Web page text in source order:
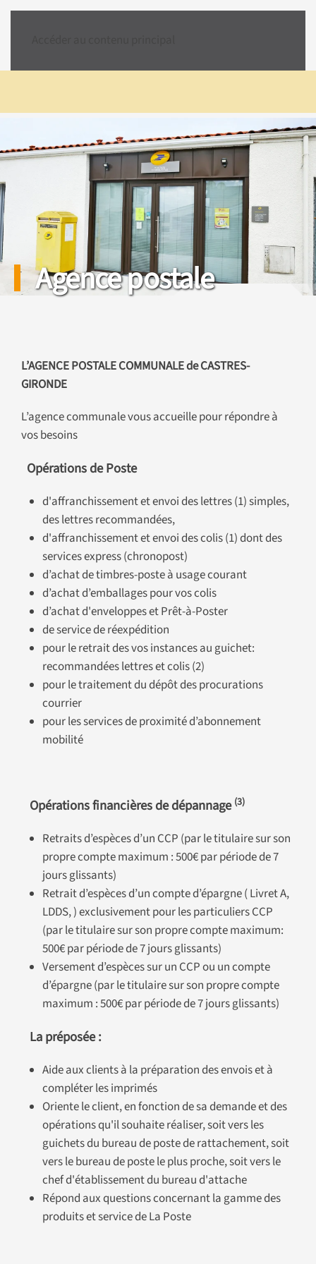
Agence postale
L’AGENCE POSTALE COMMUNALE de CASTRES-
GIRONDE
L’agence communale vous accueille pour répondre à
vos besoins
Opérations de Poste
d'affranchissement et envoi des lettres (1) simples,
des lettres recommandées,
d'affranchissement et envoi des colis (1) dont des
services express (chronopost)
d’achat de timbres-poste à usage courant
d’achat d’emballages pour vos colis
d’achat d'enveloppes et Prêt-à-Poster
de service de réexpédition
pour le retrait des vos instances au guichet:
recommandées lettres et colis (2)
pour le traitement du dépôt des procurations
courrier
pour les services de proximité d’abonnement
mobilité
Opérations financières de dépannage (3)
Retraits d’espèces d’un CCP (par le titulaire sur son
propre compte maximum : 500€ par période de 7
jours glissants)
Retrait d’espèces d’un compte d’épargne ( Livret A,
LDDS, ) exclusivement pour les particuliers CCP
(par le titulaire sur son propre compte maximum:
500€ par période de 7 jours glissants)
Versement d’espèces sur un CCP ou un compte
d’épargne (par le titulaire sur son propre compte
maximum : 500€ par période de 7 jours glissants)
La préposée :
Aide aux clients à la préparation des envois et à
compléter les imprimés
Oriente le client, en fonction de sa demande et des
opérations qu'il souhaite réaliser, soit vers les
guichets du bureau de poste de rattachement, soit
vers le bureau de poste le plus proche, soit vers le
chef d'établissement du bureau d'attache
Répond aux questions concernant la gamme des
produits et service de La Poste